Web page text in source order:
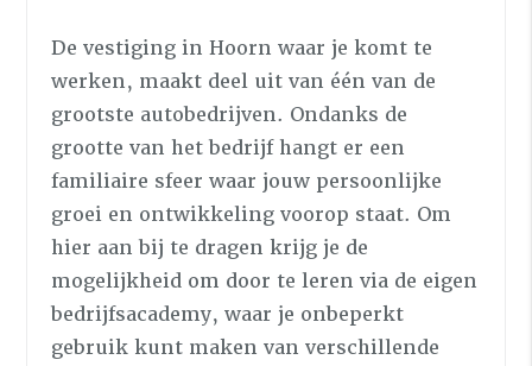
De vestiging in Hoorn waar je komt te
werken, maakt deel uit van één van de
grootste autobedrijven. Ondanks de
grootte van het bedrijf hangt er een
familiaire sfeer waar jouw persoonlijke
groei en ontwikkeling voorop staat. Om
hier aan bij te dragen krijg je de
mogelijkheid om door te leren via de eigen
bedrijfsacademy, waar je onbeperkt
gebruik kunt maken van verschillende